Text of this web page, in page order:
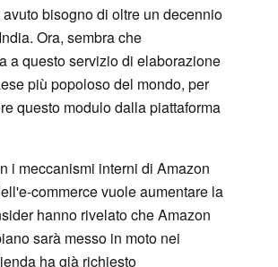
avuto bisogno di oltre un decennio
Ora, sembra che
a questo servizio di elaborazione
più popoloso del mondo, per
questo modulo dalla piattaforma
i meccanismi interni di Amazon
commerce vuole aumentare la
hanno rivelato che Amazon
sarà messo in moto nei
ha già richiesto